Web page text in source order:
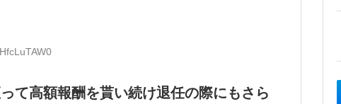
て高額報酬を貰い続け退任の際にもさら